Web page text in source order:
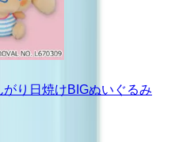
り日焼けBIGぬいぐるみ